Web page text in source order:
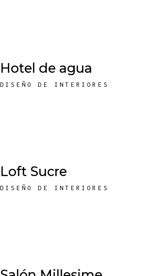
Hotel de agua
DISEÑO DE INTERIORES
Loft Sucre
DISEÑO DE INTERIORES